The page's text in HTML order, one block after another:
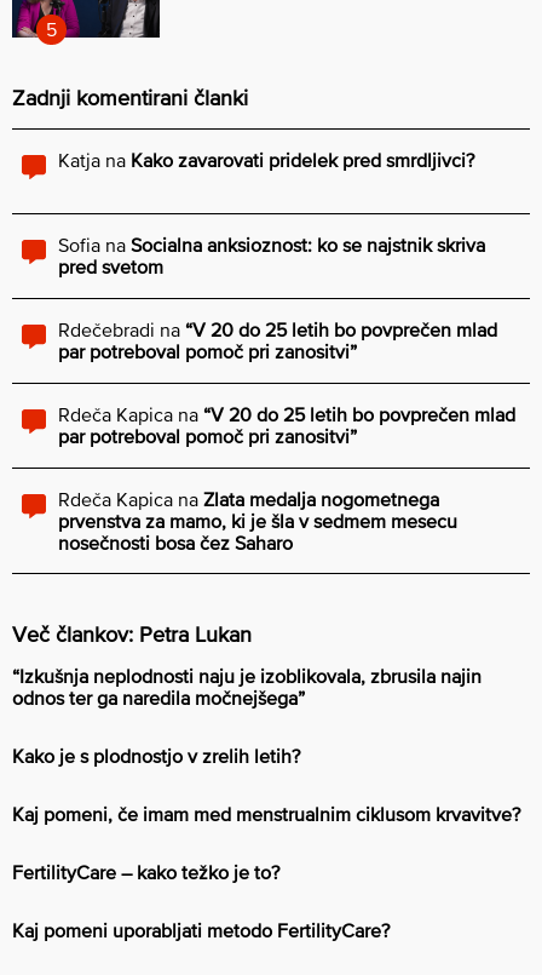
Zadnji komentirani članki
Katja na Kako zavarovati pridelek pred smrdljivci?
Sofia na Socialna anksioznost: ko se najstnik skriva
pred svetom
Rdečebradi na “V 20 do 25 letih bo povprečen mlad
par potreboval pomoč pri zanositvi”
Rdeča Kapica na “V 20 do 25 letih bo povprečen mlad
par potreboval pomoč pri zanositvi”
Rdeča Kapica na Zlata medalja nogometnega
prvenstva za mamo, ki je šla v sedmem mesecu
nosečnosti bosa čez Saharo
Več člankov: Petra Lukan
“Izkušnja neplodnosti naju je izoblikovala, zbrusila najin
odnos ter ga naredila močnejšega”
Kako je s plodnostjo v zrelih letih?
Kaj pomeni, če imam med menstrualnim ciklusom krvavitve?
FertilityCare – kako težko je to?
Kaj pomeni uporabljati metodo FertilityCare?